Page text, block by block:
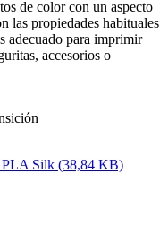
de color con un aspecto
las propiedades habituales
adecuado para imprimir
accesorios o
PLA Silk (38,84 KB)